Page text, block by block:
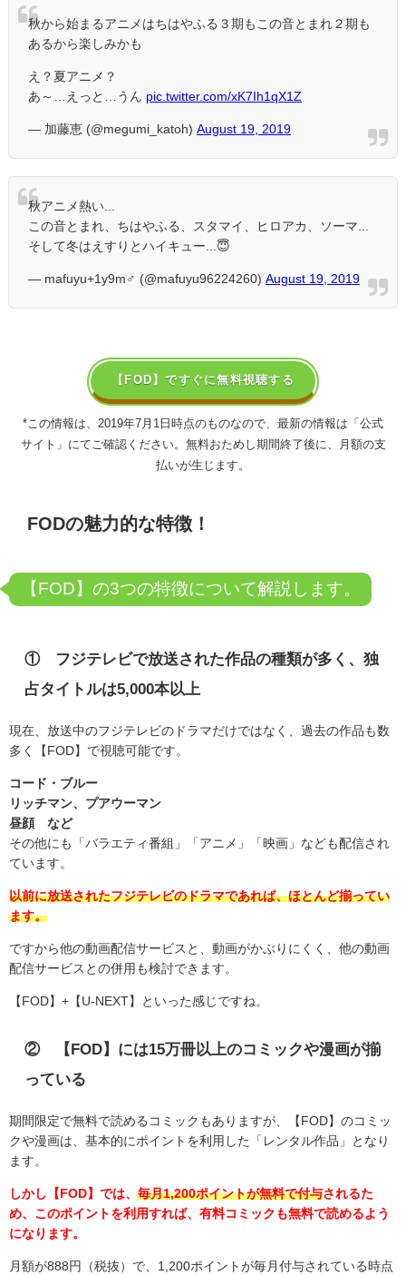
秋から始まるアニメはちはやふる３期もこの音とまれ２期も
あるから楽しみかも
え？夏アニメ？
あ～…えっと…うん pic.twitter.com/xK7Ih1qX1Z
— 加藤恵 (@megumi_katoh) August 19, 2019
秋アニメ熱い...
この音とまれ、ちはやふる、スタマイ、ヒロアカ、ソーマ...
そして冬はえすりとハイキュー...😇
— mafuyu+1y9m♂ (@mafuyu96224260) August 19, 2019
【FOD】ですぐに無料視聴する
*この情報は、2019年7月1日時点のものなので、最新の情報は「公式
サイト」にてご確認ください。無料おためし期間終了後に、月額の支
払いが生じます。
FODの魅力的な特徴！
【FOD】の3つの特徴について解説します。
① フジテレビで放送された作品の種類が多く、独
占タイトルは5,000本以上
現在、放送中のフジテレビのドラマだけではなく、過去の作品も数
多く【 FOD】で視聴可能です。
コード・ブルー
リッチマン、プアウーマン
昼顔 など
その他にも「バラエティ番組」「アニメ」「映画」なども配信され
ています。
以前に放送されたフジテレビのドラマであれば、ほとんど揃ってい
ます。
ですから他の動画配信サービスと、動画がかぶりにくく、他の動画
配信サービスとの併用も検討できます。
【FOD】+【U-NEXT】といった感じですね。
② 【FOD】には15万冊以上のコミックや漫画が揃
っている
期間限定で無料で読めるコミックもありますが、【FOD】のコミッ
クや漫画は、基本的にポイントを利用した「レンタル作品」となり
ます。
しかし【FOD】では、 毎月1,200ポイントが無料で付与されるた
め、このポイントを利用すれば、有料コミックも無料で読めるよう
になります。
月額が888円（税抜）で、1,200ポイントが毎月付与されている時点